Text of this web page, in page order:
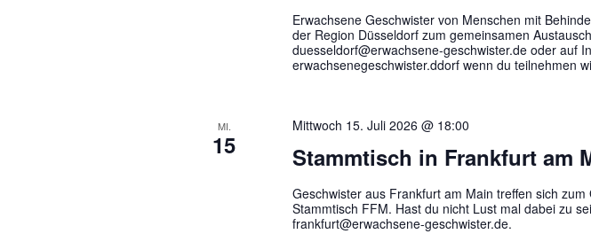
Erwachsene Geschwister von Menschen mit
der Region Düsseldorf zum gemeinsamen
duesseldorf@erwachsene-geschwister.de oder auf
erwachsenegeschwister.ddorf wenn du teilnehmen
MI.
15 Stammtisch in Frankfurt am
Mittwoch 15. Juli 2026 @ 18:00
Geschwister aus Frankfurt am Main treffen sich zum
Stammtisch FFM. Hast du nicht Lust mal dabei zu
frankfurt@erwachsene-geschwister.de.